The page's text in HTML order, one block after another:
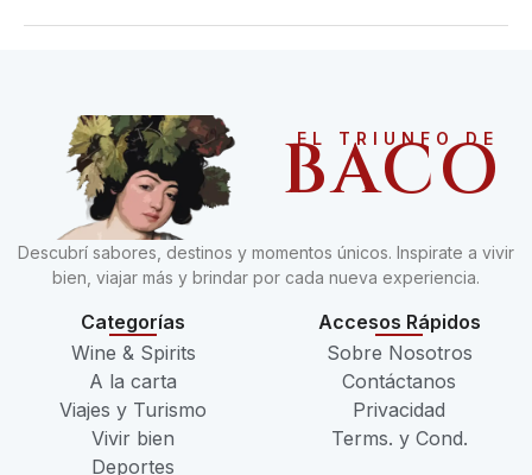
EL TRIUNFO DE
BACO
Descubrí sabores, destinos y momentos únicos. Inspirate a vivir
bien, viajar más y brindar por cada nueva experiencia.
Categorías
Wine & Spirits
A la carta
Viajes y Turismo
Vivir bien
Deportes
Accesos Rápidos
Sobre Nosotros
Contáctanos
Privacidad
Terms. y Cond.